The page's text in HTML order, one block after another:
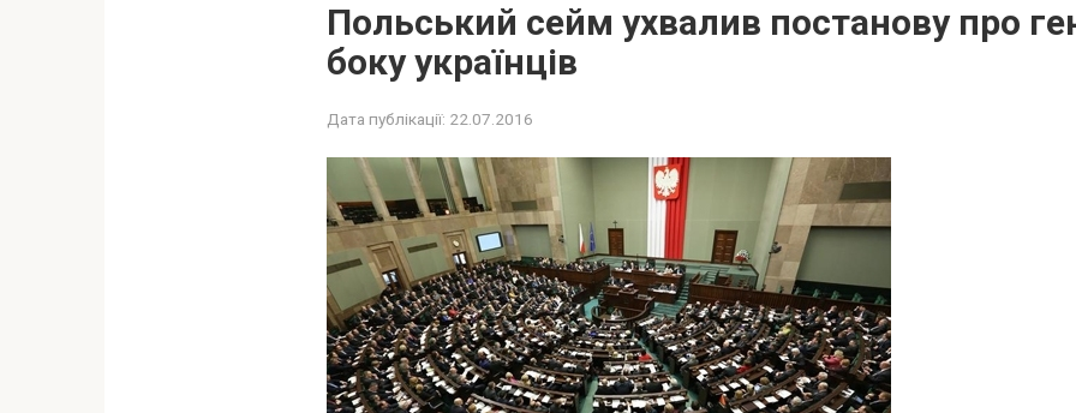
Польський сейм ухвалив постанову про
боку українців
Дата публікації: 22.07.2016